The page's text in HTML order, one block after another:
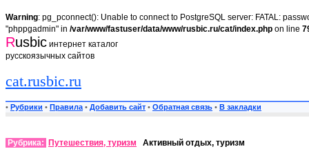
Warning: pg_pconnect(): Unable to connect to PostgreSQL server: FATAL:
"phppgadmin" in /var/www/fastuser/data/www/rusbic.ru/cat/index.php on line
Rusbic интернет каталог
русскоязычных сайтов
cat.rusbic.ru
• Рубрики • Правила • Добавить сайт • Обратная связь • В закладки
Рубрика: Путешествия, туризм Активный отдых, туризм